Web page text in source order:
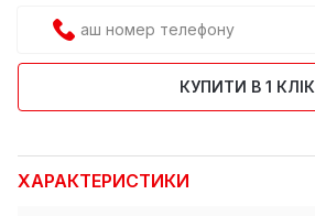
КУПИТИ В 1 КЛІК
ХАРАКТЕРИСТИКИ